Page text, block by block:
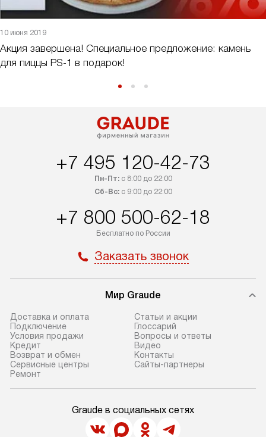
10 июня 2019
Акция завершена! Специальное предложение: камень
для пиццы PS-1 в подарок!
+7 495 120-42-73
Пн-Пт:с 8:00 до 22:00
Сб-Вс:с 9:00 до 22:00
+7 800 500-62-18
Бесплатно по России
Заказать звонок
Мир Graude
Доставка и оплата
Подключение
Условия продажи
Кредит
Возврат и обмен
Сервисные центры
Ремонт
Статьи и акции
Глоссарий
Вопросы и ответы
Видео
Контакты
Сайты-партнеры
Graude в социальных сетях